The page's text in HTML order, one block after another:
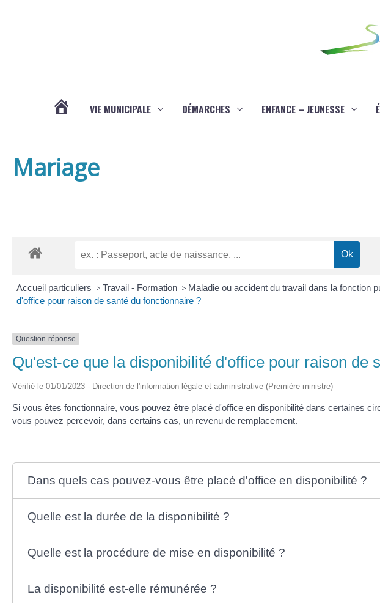
VIE MUNICIPALE DÉMARCHES ENFANCE – JEUNESSE
Mariage
Accueil particuliers > Travail - Formation > Maladie ou accident du travail dans la fonction
d'office pour raison de santé du fonctionnaire ?
Question-réponse
Qu'est-ce que la disponibilité d'office pour raison de
Vérifié le 01/01/2023 - Direction de l'information légale et administrative (Première ministre)
Si vous êtes fonctionnaire, vous pouvez être placé d'office en disponibilité dans certaines
vous pouvez percevoir, dans certains cas, un revenu de remplacement.
Dans quels cas pouvez-vous être placé d'office en disponibilité ?
Quelle est la durée de la disponibilité ?
Quelle est la procédure de mise en disponibilité ?
La disponibilité est-elle rémunérée ?